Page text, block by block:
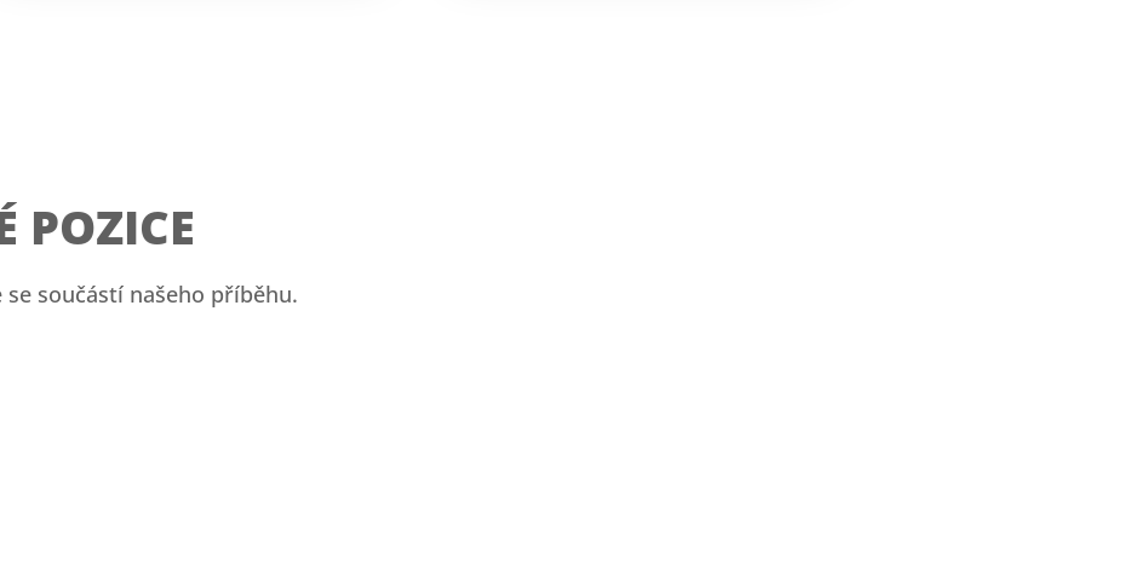
POZICE
součástí našeho příběhu.